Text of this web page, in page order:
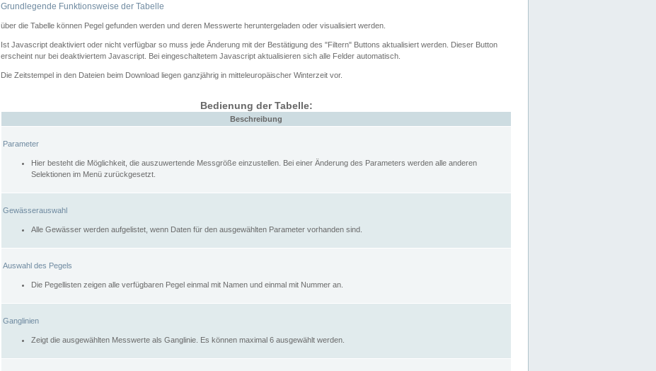
Grundlegende Funktionsweise der Tabelle
über die Tabelle können Pegel gefunden werden und deren Messwerte heruntergeladen oder visualisiert werden.
Ist Javascript deaktiviert oder nicht verfügbar so muss jede Änderung mit der Bestätigung des "Filtern" Buttons aktualisiert werden. Dieser Button
erscheint nur bei deaktiviertem Javascript. Bei eingeschaltetem Javascript aktualisieren sich alle Felder automatisch.
Die Zeitstempel in den Dateien beim Download liegen ganzjährig in mitteleuropäischer Winterzeit vor.
Bedienung der Tabelle:
Beschreibung
Parameter
Hier besteht die Möglichkeit, die auszuwertende Messgröße einzustellen. Bei einer Änderung des Parameters werden alle anderen
Selektionen im Menü zurückgesetzt.
Gewässerauswahl
Alle Gewässer werden aufgelistet, wenn Daten für den ausgewählten Parameter vorhanden sind.
Auswahl des Pegels
Die Pegellisten zeigen alle verfügbaren Pegel einmal mit Namen und einmal mit Nummer an.
Ganglinien
Zeigt die ausgewählten Messwerte als Ganglinie. Es können maximal 6 ausgewählt werden.